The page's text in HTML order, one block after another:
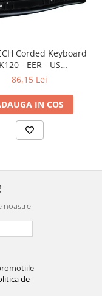
Corded Keyboard
K120 - EER - US
layout
86,15 Lei
IN COS
noastre
de